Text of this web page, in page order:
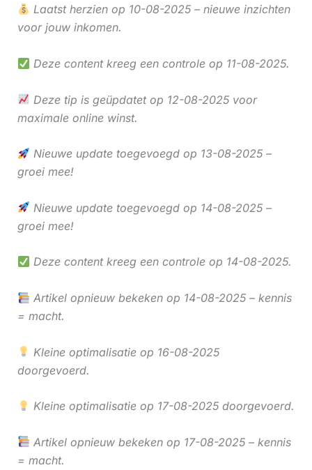
Laatst herzien op 10-08-2025 – nieuwe inzichten
voor jouw inkomen.
Deze content kreeg een controle op 11-08-2025.
Deze tip is geüpdatet op 12-08-2025 voor
maximale online winst.
Nieuwe update toegevoegd op 13-08-2025 –
groei mee!
Nieuwe update toegevoegd op 14-08-2025 –
groei mee!
Deze content kreeg een controle op 14-08-2025.
Artikel opnieuw bekeken op 14-08-2025 – kennis
= macht.
Kleine optimalisatie op 16-08-2025
doorgevoerd.
Kleine optimalisatie op 17-08-2025 doorgevoerd.
Artikel opnieuw bekeken op 17-08-2025 – kennis
= macht.